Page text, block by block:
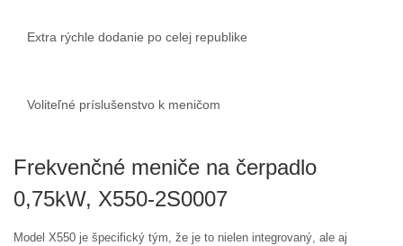
Extra rýchle dodanie po celej republike
Voliteľné príslušenstvo k meničom
Frekvenčné meniče na čerpadlo
0,75kW, X550-2S0007
Model X550 je špecifický tým, že je to nielen integrovaný, ale aj